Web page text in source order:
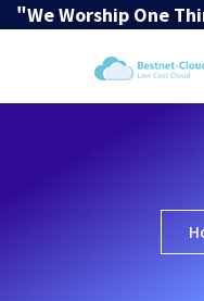
"We Worship One